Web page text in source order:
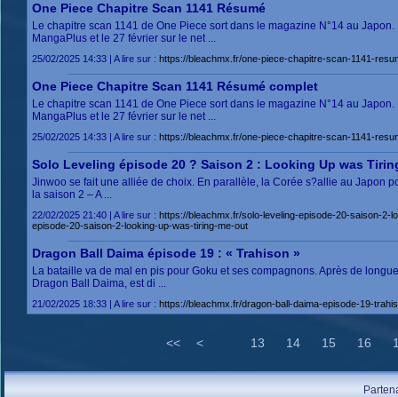
One Piece Chapitre Scan 1141 Résumé
Le chapitre scan 1141 de One Piece sort dans le magazine N°14 au
MangaPlus et le 27 février sur le net ...
25/02/2025 14:33 | A lire sur : https://bleachmx.fr/one-piece-chapitre-scan-1141-
One Piece Chapitre Scan 1141 Résumé complet
Le chapitre scan 1141 de One Piece sort dans le magazine N°14 au
MangaPlus et le 27 février sur le net ...
25/02/2025 14:33 | A lire sur : https://bleachmx.fr/one-piece-chapitre-scan-1141-
Solo Leveling épisode 20 ? Saison 2 : Looking Up was
Jinwoo se fait une alliée de choix. En parallèle, la Corée s?allie au Japon
la saison 2 – A ...
22/02/2025 21:40 | A lire sur : https://bleachmx.fr/solo-leveling-episode-20-saison-2-
episode-20-saison-2-looking-up-was-tiring-me-out
Dragon Ball Daima épisode 19 : « Trahison »
La bataille va de mal en pis pour Goku et ses compagnons. Après de
Dragon Ball Daima, est di ...
21/02/2025 18:33 | A lire sur : https://bleachmx.fr/dragon-ball-daima-episode-19-
<< < 13 14 15 16